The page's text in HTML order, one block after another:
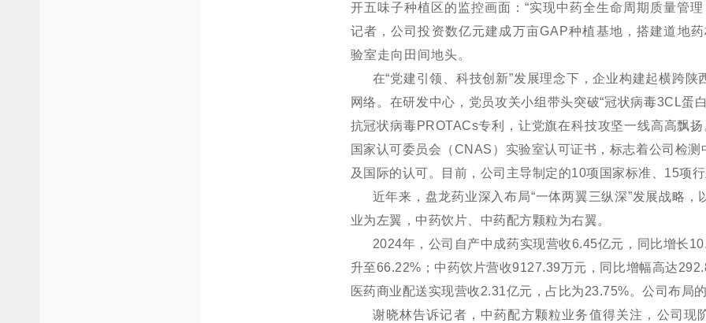
开五味子种植区的监控画面： “实现中药全生命周期质量管
记者，公司投资数亿元建成万亩GAP种植基地，搭建道地
验室走向田间地头。
在“党建引领、科技创新”发展理念下，企业构建起横跨
网络。在研发中心，党员攻关小组带头突破“冠状病毒3CL蛋
抗冠状病毒PROTACs专利，让党旗在科技攻坚一线高高飘
国家认可委员会（CNAS）实验室认可证书，标志着公司检
及国际的认可。目前，公司主导制定的10项国家标准、15项
近年来，盘龙药业深入布局“一体两翼三纵深”发展战略
业为左翼，中药饮片、中药配方颗粒为右翼。
2024年，公司自产中成药实现营收6.45亿元，同比增长
升至66.22%；中药饮片营收9127.39万元，同比增幅高达
医药商业配送实现营收2.31亿元，占比为23.75%。公司布局
谢晓林告诉记者，中药配方颗粒业务值得关注，公司现